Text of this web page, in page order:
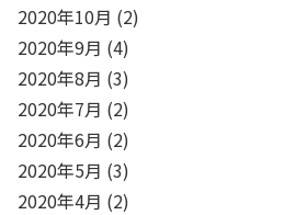
2020年10月 (2)
2020年9月 (4)
2020年8月 (3)
2020年7月 (2)
2020年6月 (2)
2020年5月 (3)
2020年4月 (2)